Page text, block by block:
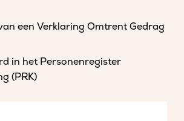
een Verklaring Omtrent Gedrag
in het Personenregister
(PRK)